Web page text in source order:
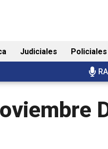
Judiciales Policiales